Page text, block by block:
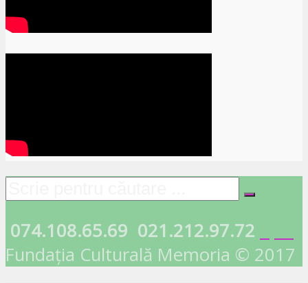
074.108.65.69 021.212.97.72
Fundația Culturală Memoria © 2017